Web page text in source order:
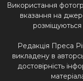
Використання
вказання на
Редакція Преса
викладену в
достовірність